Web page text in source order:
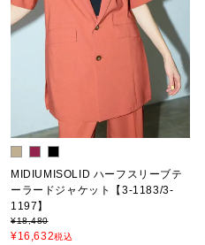
MIDIUMISOLID ハーフスリーブテ
ーラードジャケット【3-1183/3-
1197】
¥18,480
¥16,632税込